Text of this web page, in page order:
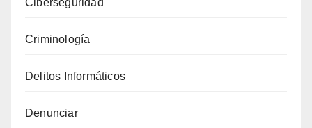
Personas
Línea
Conocer
Criminología
Delitos Informáticos
Denunciar